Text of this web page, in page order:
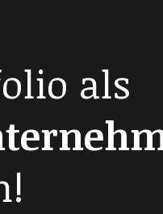
als